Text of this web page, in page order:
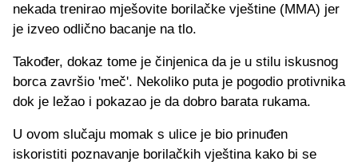
nekada trenirao mješovite borilačke vještine (MMA) jer
je izveo odlično bacanje na tlo.
Također, dokaz tome je činjenica da je u stilu iskusnog
borca završio 'meč'. Nekoliko puta je pogodio protivnika
dok je ležao i pokazao je da dobro barata rukama.
U ovom slučaju momak s ulice je bio prinuđen
iskoristiti poznavanje borilačkih vještina kako bi se